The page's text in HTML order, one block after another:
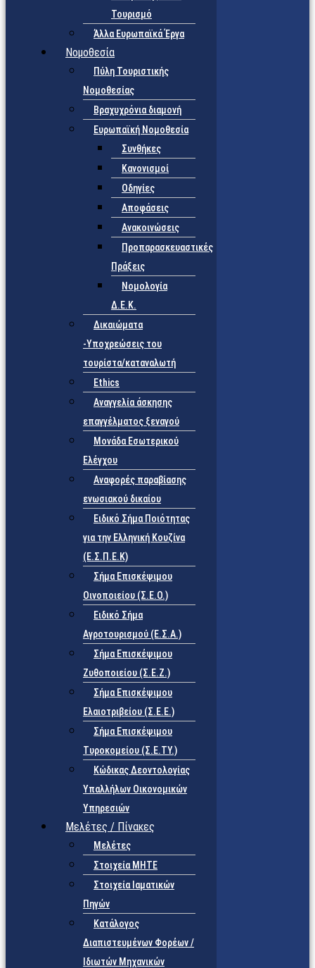
Τουρισμό
Άλλα Ευρωπαϊκά Έργα
Νομοθεσία
Πύλη Τουριστικής
Νομοθεσίας
Βραχυχρόνια διαμονή
Ευρωπαϊκή Νομοθεσία
Συνθήκες
Κανονισμοί
Οδηγίες
Αποφάσεις
Ανακοινώσεις
Προπαρασκευαστικές
Πράξεις
Νομολογία
Δ.Ε.Κ.
Δικαιώματα
-Υποχρεώσεις του
τουρίστα/καταναλωτή
Ethics
Αναγγελία άσκησης
επαγγέλματος ξεναγού
Μονάδα Εσωτερικού
Ελέγχου
Αναφορές παραβίασης
ενωσιακού δικαίου
Ειδικό Σήμα Ποιότητας
για την Ελληνική Κουζίνα
(Ε.Σ.Π.Ε.Κ)
Σήμα Επισκέψιμου
Οινοποιείου (Σ.Ε.Ο.)
Ειδικό Σήμα
Αγροτουρισμού (Ε.Σ.Α.)
Σήμα Επισκέψιμου
Ζυθοποιείου (Σ.Ε.Ζ.)
Σήμα Επισκέψιμου
Ελαιοτριβείου (Σ.Ε.Ε.)
Σήμα Επισκέψιμου
Τυροκομείου (Σ.Ε.TY.)
Κώδικας Δεοντολογίας
Υπαλλήλων Οικονομικών
Υπηρεσιών
Μελέτες / Πίνακες
Μελέτες
Στοιχεία ΜΗΤΕ
Στοιχεία Ιαματικών
Πηγών
Κατάλογος
Διαπιστευμένων Φορέων /
Ιδιωτών Μηχανικών